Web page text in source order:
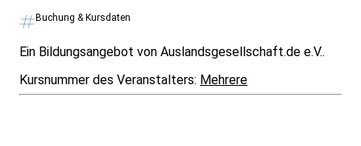
Buchung & Kursdaten
Ein Bildungsangebot von Auslandsgesellschaft.de e.V..
Kursnummer des Veranstalters: Mehrere